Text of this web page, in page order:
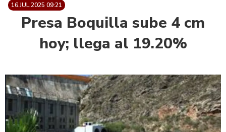
16.JUL.2025 09:21
Presa Boquilla sube 4 cm
hoy; llega al 19.20%